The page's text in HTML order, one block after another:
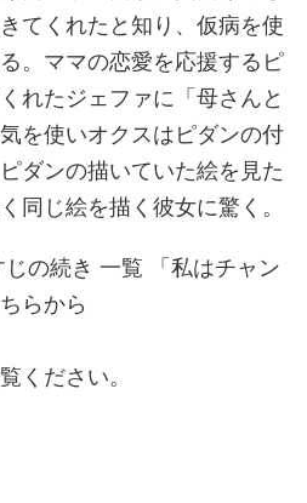
てくれたと知り、仮病を使
。ママの恋愛を応援するピ
れたジェファに「母さんと
を使いオクスはピダンの付
ダンの描いていた絵を見た
同じ絵を描く彼女に驚く。
の続き 一覧 「私はチャン
らから
ください。